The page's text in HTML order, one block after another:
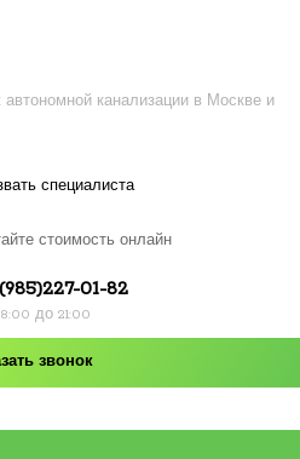
канализации в Москве и
специалиста
стоимость онлайн
01-82
до 21:00
звонок